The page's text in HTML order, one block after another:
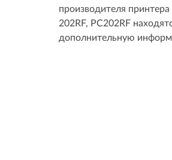
производителя
202RF, PC202RF
дополнительную